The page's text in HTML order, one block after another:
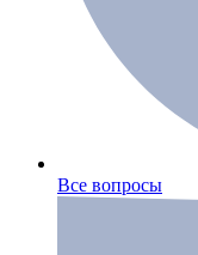
Все вопросы